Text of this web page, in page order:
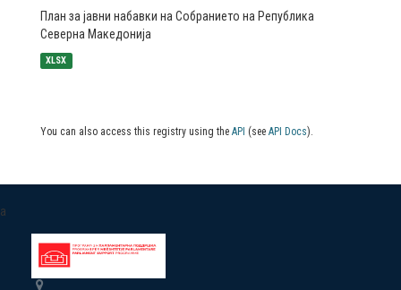
План за јавни набавки на Собранието на Република
Северна Македонија
XLSX
You can also access this registry using the API (see API Docs).
a